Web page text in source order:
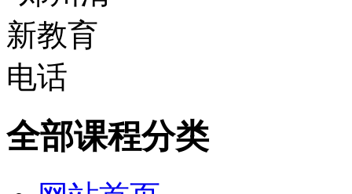
全部课程分类